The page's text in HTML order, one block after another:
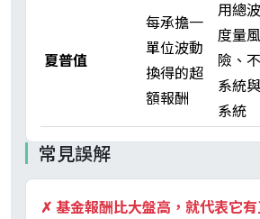
夏普值
每承擔一
單位波動
換得的超
額報酬
用總
度量風
險、
系統
系統
常見誤解
✗ 基金報酬比大盤高，就代表它